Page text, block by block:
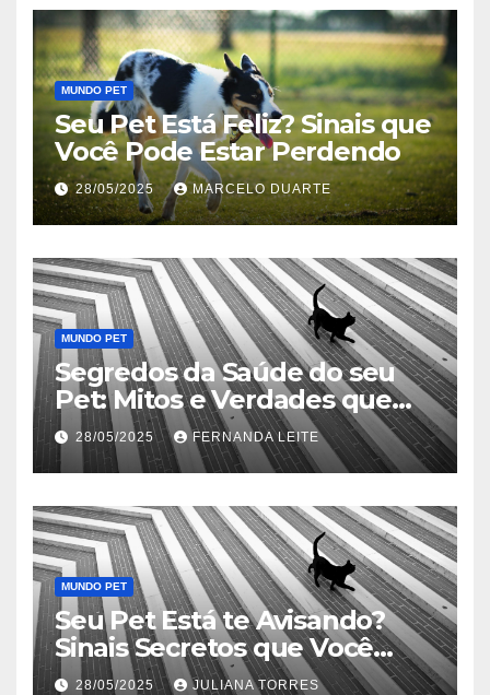
MUNDO PET
Seu Pet Está Feliz? Sinais que
Você Pode Estar Perdendo
28/05/2025 MARCELO DUARTE
MUNDO PET
Segredos da Saúde do seu
Pet: Mitos e Verdades que
Podem Salvar sua Vida
28/05/2025 FERNANDA LEITE
MUNDO PET
Seu Pet Está te Avisando?
Sinais Secretos que Você
Precisa Conhecer
28/05/2025 JULIANA TORRES